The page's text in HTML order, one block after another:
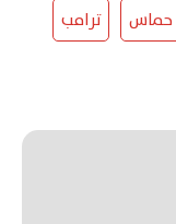
حماس
ترامب